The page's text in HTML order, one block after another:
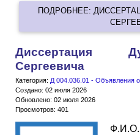
ПОДРОБНЕЕ:
Диссертация
Сергеевича
Категория: Д 004.036.01 - Объявления
Создано: 02 июля 2026
Обновлено: 02 июля 2026
Просмотров: 401